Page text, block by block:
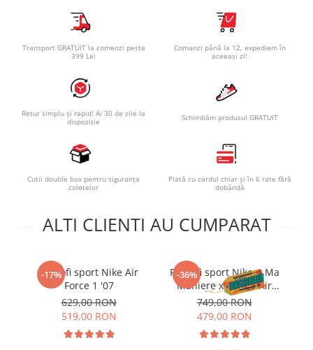
Transport GRATUIT la comenzi peste
399 Lei
Comanzi până la 12, expediem în
aceeași zi!
Retur simplu și rapid! Ai 30 de zile la
dispoziție
Schimbăm produsul GRATUIT
Cutii double box pentru siguranța
coletelor
Plată cu cardul chiar și în 6 rate fără
dobândă
ALTI CLIENTI AU CUMPARAT
-17%
Pantofi sport Nike Air
Force 1 '07
629,00 RON
519,00 RON
-36%
Pantofi sport Nike A Ma
Maniere x Wmns Air
Force 1 Low 07
749,00 RON
479,00 RON